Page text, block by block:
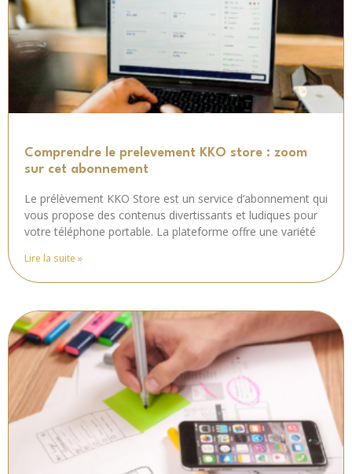
Comprendre le prelevement KKO store : zoom
sur cet abonnement
Le prélèvement KKO Store est un service d’abonnement qui
vous propose des contenus divertissants et ludiques pour
votre téléphone portable. La plateforme offre une variété
Lire la suite »